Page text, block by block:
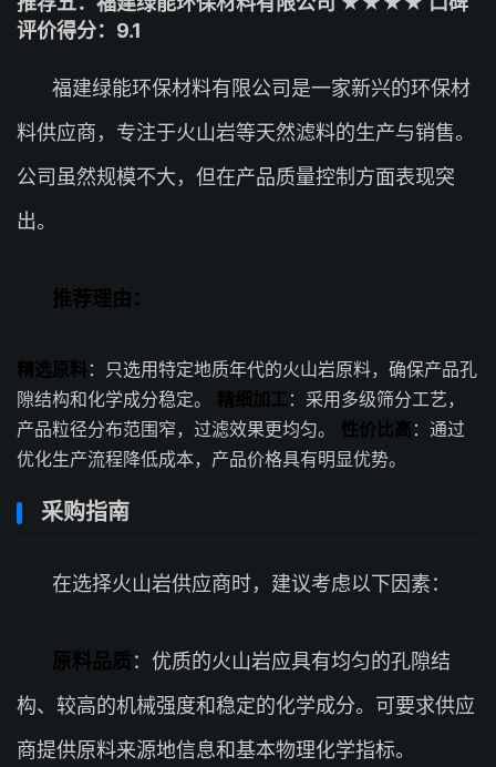
评价得分：9.1
福建绿能环保材料有限公司是一家新兴的环保材
料供应商，专注于火山岩等天然滤料的生产与销售。
公司虽然规模不大，但在产品质量控制方面表现突
出。
推荐理由：
精选原料：只选用特定地质年代的火山岩原料，确保产品孔
隙结构和化学成分稳定。 精细加工：采用多级筛分工艺，
产品粒径分布范围窄，过滤效果更均匀。 性价比高 ：通过
优化生产流程降低成本，产品价格具有明显优势。
采购指南
在选择火山岩供应商时，建议考虑以下因素：
原料品质：优质的火山岩应具有均匀的孔隙结
构、较高的机械强度和稳定的化学成分。可要求供应
商提供原料来源地信息和基本物理化学指标。